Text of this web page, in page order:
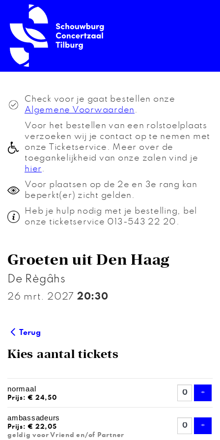
Check voor je gaat bestellen onze
Algemene Voorwaarden
Voor het bestellen van een rolstoelplaats
verzoeken wij je contact op te nemen met
onze Ticketservice. Meer over de
toegankelijkheid van onze zalen vind je
hier
Voor plaatsen op de 2e en 3e rang kan
beperkt(er) zicht gelden.
Heb je hulp nodig met je bestelling, bel
onze ticketservice 013-543 22 20.
Groeten uit Den Haag
De Règâhs
26 mrt. 2027 20:30
Terug
Kies aantal tickets
AANTAL
normaal
Prijs: € 24,50
+
ambassadeurs
Prijs: € 22,05
geldig voor Vriend en/of Partner
+